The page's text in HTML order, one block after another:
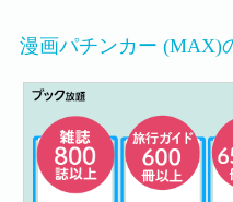
漫画パチンカー (MAX)